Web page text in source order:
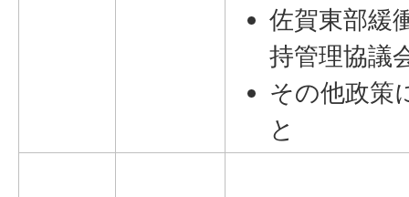
佐賀東部緩
持管理協議
その他政策
と